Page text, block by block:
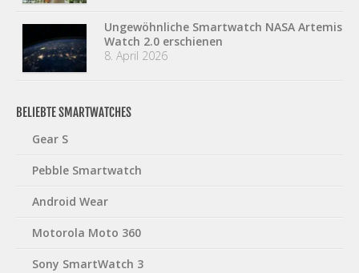
Ungewöhnliche Smartwatch NASA Artemis
Watch 2.0 erschienen
8. April 2026
BELIEBTE SMARTWATCHES
Gear S
Pebble Smartwatch
Android Wear
Motorola Moto 360
Sony SmartWatch 3